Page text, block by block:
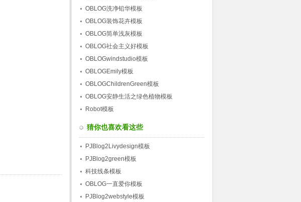
OBLOG洗净铅华模板
OBLOG装饰花卉模板
OBLOG简单浅灰模板
OBLOG社会主义好模板
OBLOGwindstudio模板
OBLOGEmily模板
OBLOGChildrenGreen模板
OBLOG安静生活之绿色植物模板
Robot模板
猜你也喜欢看这些
PJBlog2Livydesign模板
PJBlog2green模板
科技线条模板
OBLOG一直爱你模板
PJBlog2webstyle模板